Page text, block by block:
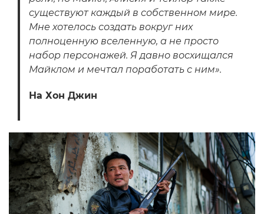
существуют каждый в собственном мире.
Мне хотелось создать вокруг них
полноценную вселенную, а не просто
набор персонажей. Я давно восхищался
Майклом и мечтал поработать с ним».
На Хон Джин